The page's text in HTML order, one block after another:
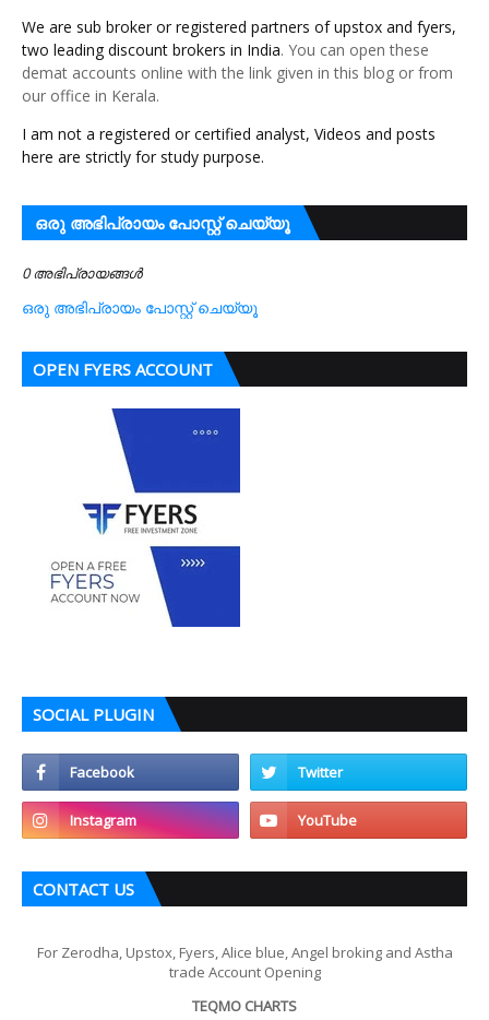
We are sub broker or registered partners of upstox and fyers,
two leading discount brokers in India. You can open these
demat accounts online with the link given in this blog or from
our office in Kerala.
I am not a registered or certified analyst, Videos and posts
here are strictly for study purpose.
ഒരു അഭിപ്രായം പോസ്റ്റ് ചെയ്യൂ
0 അഭിപ്രായങ്ങള്‍
ഒരു അഭിപ്രായം പോസ്റ്റ് ചെയ്യൂ
OPEN FYERS ACCOUNT
Open an Account with Fyers Today
Unlock the power of seamless stock trading. Join
SOCIAL PLUGIN
CONTACT US
For Zerodha, Upstox, Fyers, Alice blue, Angel broking and Astha
trade Account Opening
TEQMO CHARTS